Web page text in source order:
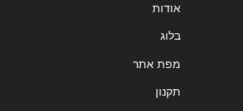
אודות
בלוג
מפת אתר
תקנון